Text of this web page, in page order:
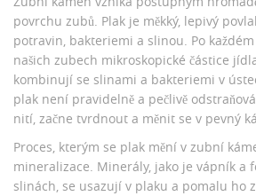
povrchu zubů. Plak je měkký, lepivý
potravin, bakteriemi a slinou. Po
našich zubech mikroskopické částice
kombinují se slinami a bakteriemi v
plak není pravidelně a pečlivě
nití, začne tvrdnout a měnit se v pevný
Proces, kterým se plak mění v zubní
mineralizace. Minerály, jako je vápník a
slinách, se usazují v plaku a pomalu ho